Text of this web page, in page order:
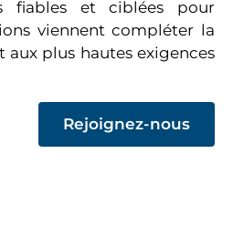
fiables et ciblées pour
viennent compléter la
plus hautes exigences
Rejoignez-nous